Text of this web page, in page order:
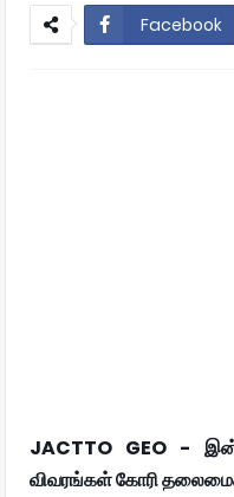
Facebook
JACTTO GEO -
விவரங்கள் கோரி